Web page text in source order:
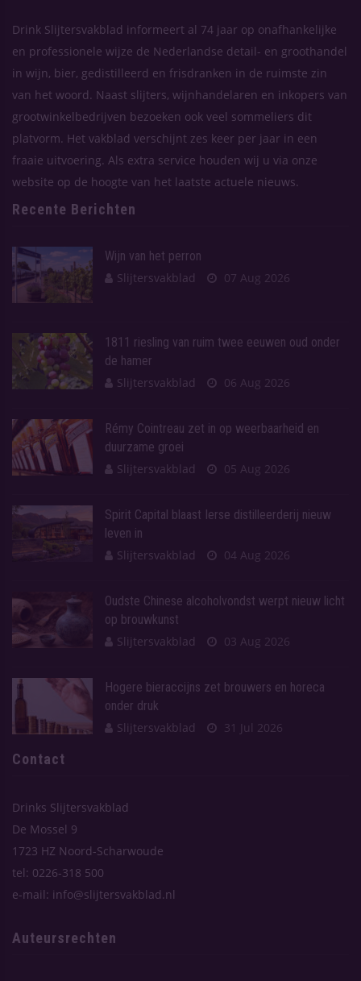
Drink Slijtersvakblad informeert al 74 jaar op onafhankelijke
en professionele wijze de Nederlandse detail- en groothandel
in wijn, bier, gedistilleerd en frisdranken in de ruimste zin
van het woord. Naast slijters, wijnhandelaren en inkopers van
grootwinkelbedrijven bezoeken ook veel sommeliers dit
platvorm. Het vakblad verschijnt zes keer per jaar in een
fraaie uitvoering. Als extra service houden wij u via onze
website op de hoogte van het laatste actuele nieuws.
Recente Berichten
Wijn van het perron
Slijtersvakblad
07 Aug 2026
1811 riesling van ruim twee eeuwen oud onder
de hamer
Slijtersvakblad
06 Aug 2026
Rémy Cointreau zet in op weerbaarheid en
duurzame groei
Slijtersvakblad
05 Aug 2026
Spirit Capital blaast Ierse distilleerderij nieuw
leven in
Slijtersvakblad
04 Aug 2026
Oudste Chinese alcoholvondst werpt nieuw licht
op brouwkunst
Slijtersvakblad
03 Aug 2026
Hogere bieraccijns zet brouwers en horeca
onder druk
Slijtersvakblad
31 Jul 2026
Contact
Drinks Slijtersvakblad
De Mossel 9
1723 HZ Noord-Scharwoude
tel: 0226-318 500
e-mail: info@slijtersvakblad.nl
Auteursrechten